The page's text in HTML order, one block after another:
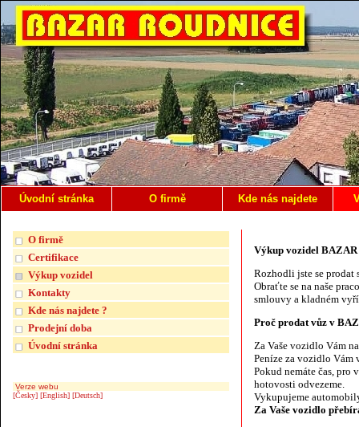
Úvodní stránka O firmě Kde nás najdete
O firmě
Certifikace
Výkup vozidel
Kontakty
Kde nás najdete ?
Prodejní doba
Úvodní stránka
Verze webu
[Česky] [English] [Deutsch]
Výkup vozidel
Rozhodli jste se prodat
Obraťte se na naše
smlouvy a kladném
Proč prodat vůz v
Za Vaše vozidlo Vám
Peníze za vozidlo Vám
Pokud nemáte čas, pro
hotovosti odvezeme.
Vykupujeme
Za Vaše vozidlo